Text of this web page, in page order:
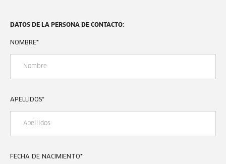
DATOS DE LA PERSONA DE CONTACTO:
NOMBRE*
APELLIDOS*
FECHA DE NACIMIENTO*